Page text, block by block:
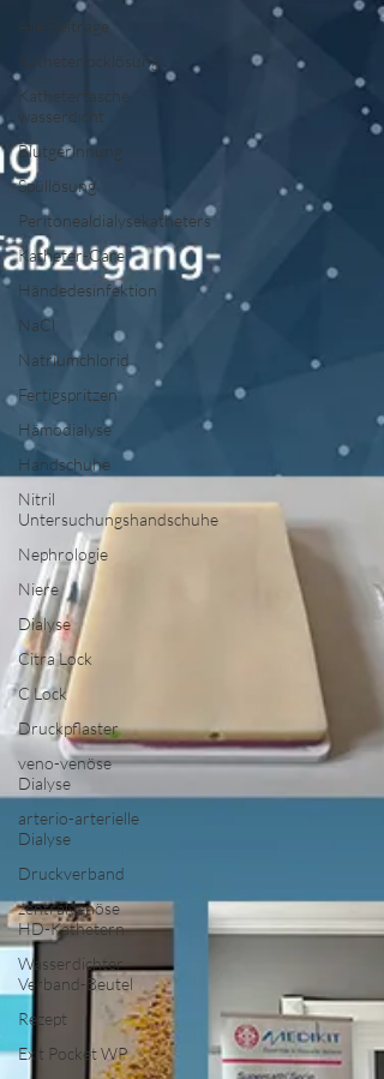
Alle Beiträge
Katheterlocklösung
Kathetertasche
wasserdicht
Blutgerinnung
Spüllösung
Peritonealdialysekatheters
Katheter-Care
Händedesinfektion
NaCl
Natriumchlorid
Fertigspritzen
Hämodialyse
Handschuhe
Nitril
Untersuchungshandschuhe
Nephrologie
Niere
Dialyse
Citra Lock
C Lock
Druckpflaster
veno-venöse
Dialyse
arterio-arterielle
Dialyse
Druckverband
zentralvenöse
HD-Kathetern
Wasserdichter
Verband-Beutel
Rezept
Exit Pocket WP